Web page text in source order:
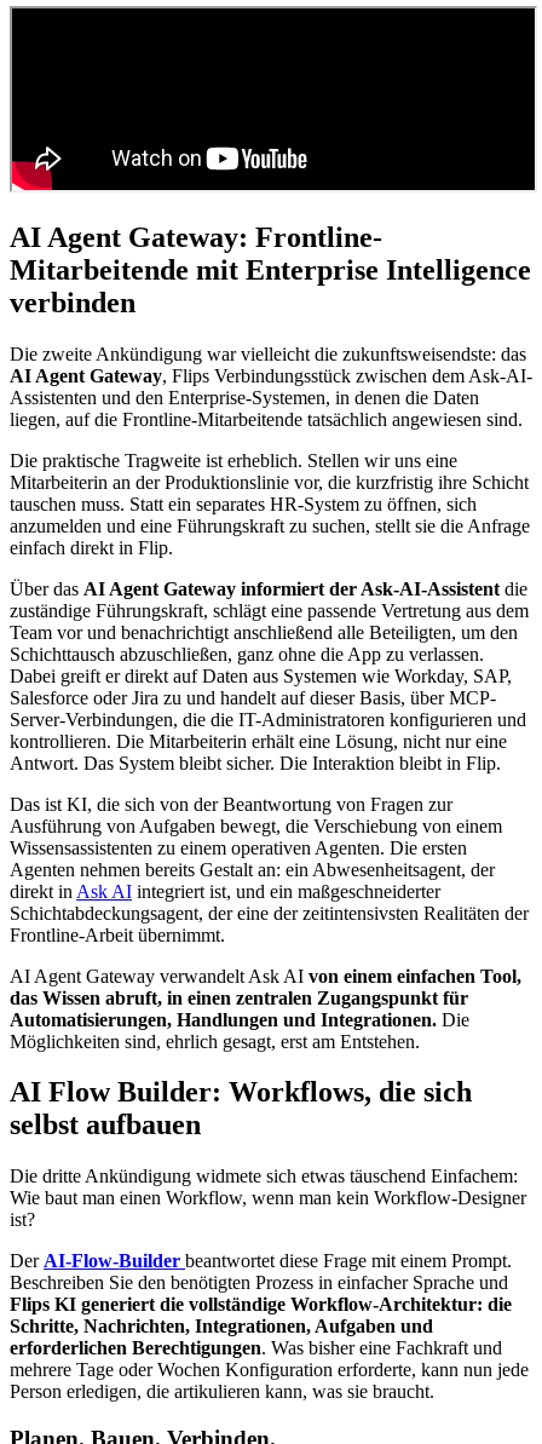
AI Agent Gateway: Frontline-
Mitarbeitende mit Enterprise Intelligence
verbinden
Die zweite Ankündigung war vielleicht die zukunftsweisendste: das
AI Agent Gateway, Flips Verbindungsstück zwischen dem Ask-AI-
Assistenten und den Enterprise-Systemen, in denen die Daten
liegen, auf die Frontline-Mitarbeitende tatsächlich angewiesen sind.
Die praktische Tragweite ist erheblich. Stellen wir uns eine
Mitarbeiterin an der Produktionslinie vor, die kurzfristig ihre Schicht
tauschen muss. Statt ein separates HR-System zu öffnen, sich
anzumelden und eine Führungskraft zu suchen, stellt sie die Anfrage
einfach direkt in Flip.
Über das AI Agent Gateway informiert der Ask-AI-Assistent die
zuständige Führungskraft, schlägt eine passende Vertretung aus dem
Team vor und benachrichtigt anschließend alle Beteiligten, um den
Schichttausch abzuschließen, ganz ohne die App zu verlassen.
Dabei greift er direkt auf Daten aus Systemen wie Workday, SAP,
Salesforce oder Jira zu und handelt auf dieser Basis, über MCP-
Server-Verbindungen, die die IT-Administratoren konfigurieren und
kontrollieren. Die Mitarbeiterin erhält eine Lösung, nicht nur eine
Antwort. Das System bleibt sicher. Die Interaktion bleibt in Flip.
Das ist KI, die sich von der Beantwortung von Fragen zur
Ausführung von Aufgaben bewegt, die Verschiebung von einem
Wissensassistenten zu einem operativen Agenten. Die ersten
Agenten nehmen bereits Gestalt an: ein Abwesenheitsagent, der
direkt in Ask AI integriert ist, und ein maßgeschneiderter
Schichtabdeckungsagent, der eine der zeitintensivsten Realitäten der
Frontline-Arbeit übernimmt.
AI Agent Gateway verwandelt Ask AI von einem einfachen Tool,
das Wissen abruft, in einen zentralen Zugangspunkt für
Automatisierungen, Handlungen und Integrationen. Die
Möglichkeiten sind, ehrlich gesagt, erst am Entstehen.
AI Flow Builder: Workflows, die sich
selbst aufbauen
Die dritte Ankündigung widmete sich etwas täuschend Einfachem:
Wie baut man einen Workflow, wenn man kein Workflow-Designer
ist?
Der AI-Flow-Builder beantwortet diese Frage mit einem Prompt.
Beschreiben Sie den benötigten Prozess in einfacher Sprache und
Flips KI generiert die vollständige Workflow-Architektur: die
Schritte, Nachrichten, Integrationen, Aufgaben und
erforderlichen Berechtigungen. Was bisher eine Fachkraft und
mehrere Tage oder Wochen Konfiguration erforderte, kann nun jede
Person erledigen, die artikulieren kann, was sie braucht.
Planen. Bauen. Verbinden.